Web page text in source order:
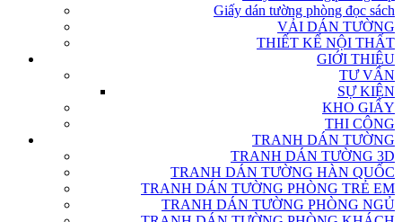
Giấy dán tường phòng đọc sách
VẢI DÁN TƯỜNG
THIẾT KẾ NỘI THẤT
GIỚI THIỆU
TƯ VẤN
SỰ KIỆN
KHO GIẤY
THI CÔNG
TRANH DÁN TƯỜNG
TRANH DÁN TƯỜNG 3D
TRANH DÁN TƯỜNG HÀN QUỐC
TRANH DÁN TƯỜNG PHÒNG TRẺ EM
TRANH DÁN TƯỜNG PHÒNG NGỦ